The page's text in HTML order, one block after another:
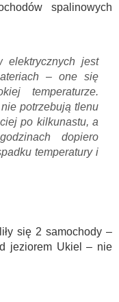
spalinowych
elektrycznych jest
– one się
temperaturze.
potrzebują tlenu
po kilkunastu, a
dopiero
temperatury i
się 2 samochody –
jeziorem Ukiel – nie